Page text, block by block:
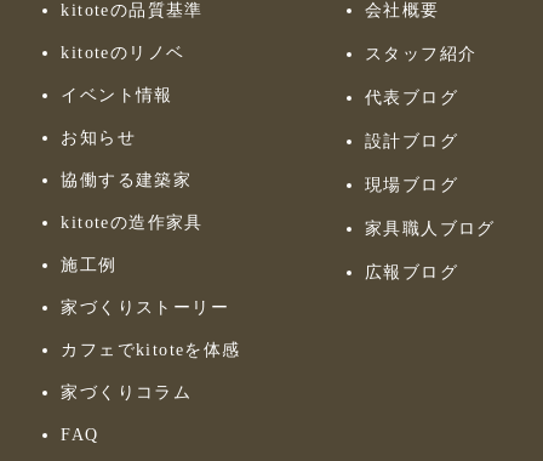
kitoteの品質基準
kitoteのリノベ
イベント情報
お知らせ
協働する建築家
kitoteの造作家具
施工例
家づくりストーリー
カフェでkitoteを体感
家づくりコラム
FAQ
会社概要
スタッフ紹介
代表ブログ
設計ブログ
現場ブログ
家具職人ブログ
広報ブログ